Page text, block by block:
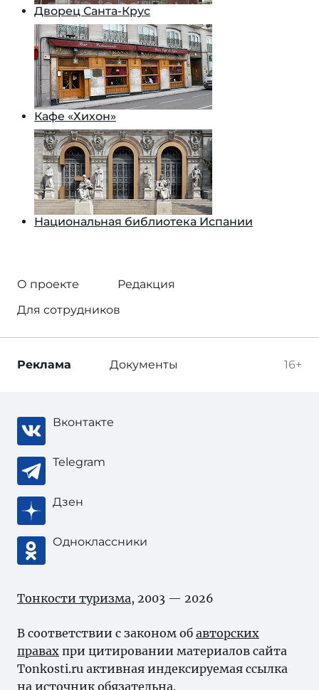
Дворец Санта-Крус
Кафе «Хихон»
Национальная библиотека Испании
О проекте
Редакция
Для сотрудников
16+
Реклама Документы
Вконтакте
Telegram
Дзен
Одноклассники
Тонкости туризма, 2003 — 2026
В соответствии с законом об авторских
правах при цитировании материалов сайта
Tonkosti.ru активная индексируемая ссылка
на источник обязательна.